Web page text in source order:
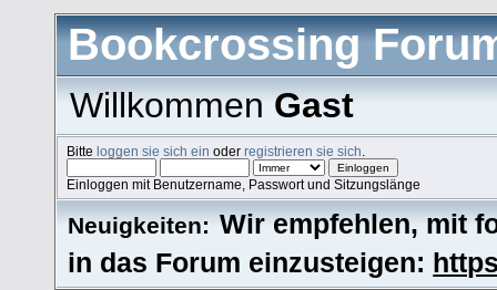
Bookcrossing
WillkommenGast
Bitteloggen sie sich ein oderregistrieren sie sich
Einloggen mit Benutzername, Passwort und Sitzungslänge
Neuigkeiten: Wir empfehlen, mit
in das Forum einzusteigen: